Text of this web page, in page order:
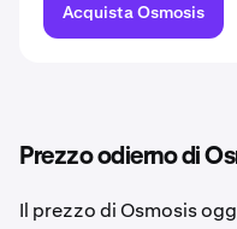
Acquista Osmosis
Prezzo odierno di
Il prezzo di Osmosis